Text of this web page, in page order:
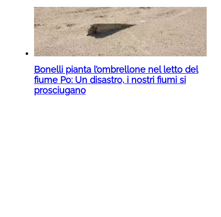
Bonelli pianta l’ombrellone nel letto del
fiume Po: Un disastro, i nostri fiumi si
prosciugano